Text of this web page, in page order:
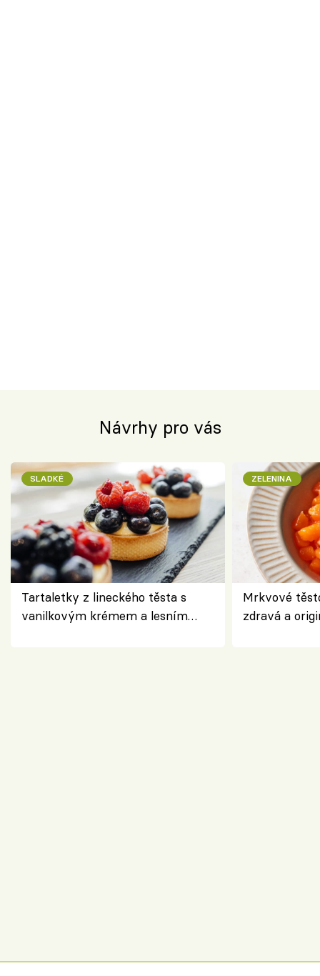
Návrhy pro vás
SLADKÉ
Tartaletky z lineckého těsta s
vanilkovým krémem a lesním
ZELENINA
Mrkvové
zdravá a